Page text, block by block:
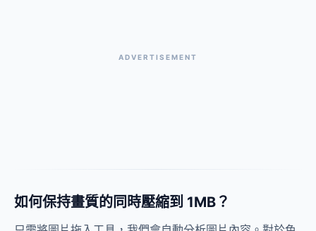
ADVERTISEMENT
如何保持畫質的同時壓縮到 1MB？